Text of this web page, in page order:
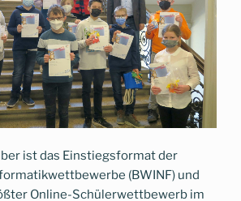
ist das Einstiegsformat der
(BWINF) und
Online-Schülerwettbewerb im